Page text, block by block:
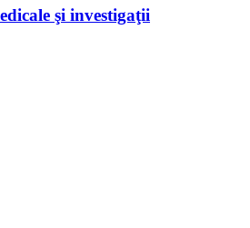
şi investigaţii